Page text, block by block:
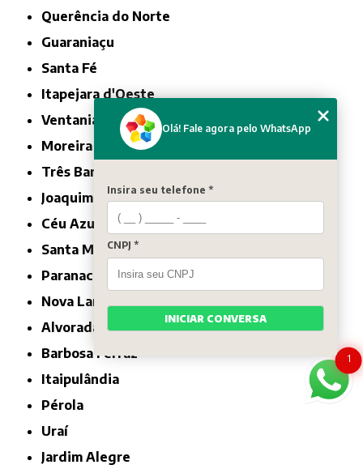
Querência do Norte
Guaraniaçu
Santa Fé
Itapejara d'Oeste
Ventania
Moreira Sales
Três Barras do Paraná
Joaquim Távora
Céu Azul
Santa Mariana
Paranacity
Nova Laranjeiras
Alvorada do Sul
Barbosa Ferraz
Itaipulândia
Pérola
Uraí
Jardim Alegre
1
Olá! Fale agora pelo WhatsApp
Insira seu telefone *
CNPJ *
INICIAR CONVERSA